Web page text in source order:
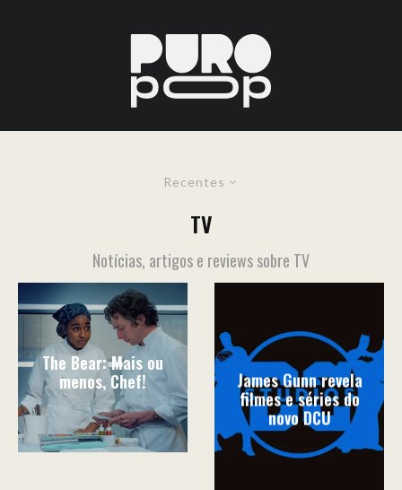
Recentes
TV
Notícias, artigos e reviews sobre TV
The Bear: Mais ou
menos, Chef!
James Gunn revela
filmes e séries do
novo DCU